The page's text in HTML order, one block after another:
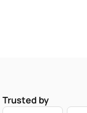
Trusted by